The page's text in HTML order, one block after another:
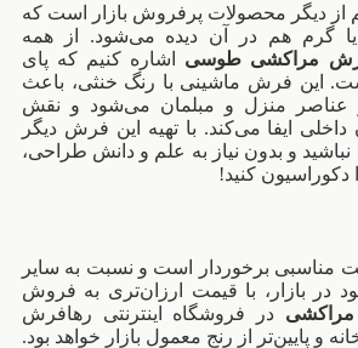
از دیگر محصولات پرفروش بازار است که
یا گرم هم در آن دیده می‌شود. از همه
مراکشی طوسی اشاره کنیم که پای
این فرش ماشینی با رنگ خنثی، باعث
عناصر منزل و مبلمان می‌شود و نقش
ایفا می‌کند. با تهیه این فرش دیگر
و بدون نیاز به علم و دانش طراحی،
دکوراسیون کنید!
مناسبی برخوردار است و نسبت به سایر
در بازار، با قیمت ارزان‌تری به فروش
در فروشگاه اینترنتی رهافرش
و پایین‌تر از رنج معمول بازار خواهد بود.